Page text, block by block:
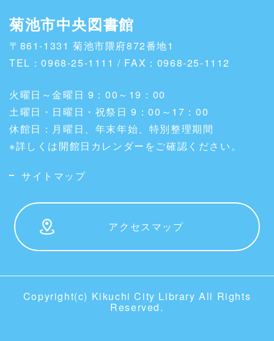
菊池市中央図書館
〒861-1331 菊池市隈府872番地1
TEL：0968-25-1111 / FAX：0968-25-1112
火曜日～金曜日 9：00～19：00
土曜日・日曜日・祝祭日 9：00～17：00
休館日：月曜日、年末年始、特別整理期間
※詳しくは開館日カレンダーをご確認ください。
サイトマップ
アクセスマップ
Copyright(c) Kikuchi City Library All Rights
Reserved.